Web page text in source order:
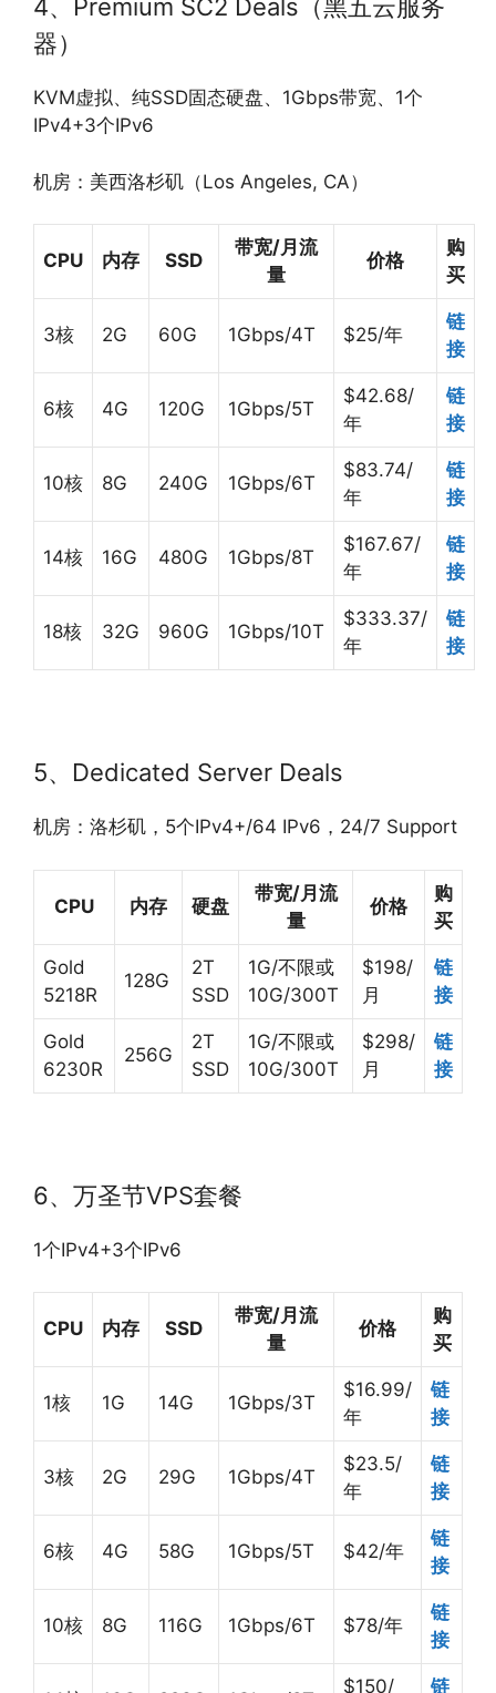
4、Premium SC2 Deals（黑五云服务
器）
KVM虚拟、纯SSD固态硬盘、1Gbps带宽、1个
IPv4+3个IPv6
机房：美西洛杉矶（Los Angeles, CA）
CPU 内存 SSD
带宽/月流
量
价格
购
买
3核 2G 60G 1Gbps/4T $25/年
链
接
6核 4G 120G 1Gbps/5T
$42.68/
年
链
接
10核 8G 240G 1Gbps/6T
$83.74/
年
链
接
14核 16G 480G 1Gbps/8T
$167.67/
年
链
接
18核 32G 960G 1Gbps/10T
$333.37/
年
链
接
5、Dedicated Server Deals
机房：洛杉矶，5个IPv4+/64 IPv6，24/7 Support
CPU 内存 硬盘
带宽/月流
量
价格
购
买
Gold
5218R
128G
2T
SSD
1G/不限或
10G/300T
$198/
月
链
接
Gold
6230R
256G
2T
SSD
1G/不限或
10G/300T
$298/
月
链
接
6、万圣节VPS套餐
1个IPv4+3个IPv6
CPU 内存 SSD
带宽/月流
量
价格
购
买
1核 1G 14G 1Gbps/3T
$16.99/
年
链
接
3核 2G 29G 1Gbps/4T
$23.5/
年
链
接
6核 4G 58G 1Gbps/5T $42/年
链
接
10核 8G 116G 1Gbps/6T $78/年
链
接
$150/
链